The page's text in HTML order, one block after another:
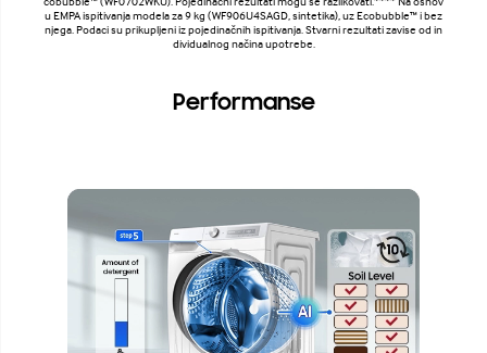
u EMPA ispitivanja modela za 9 kg (WF906U4SAGD, sintetika), uz Ecobubble™ i bez
njega. Podaci su prikupljeni iz pojedinačnih ispitivanja. Stvarni rezultati zavise od in
dividualnog načina upotrebe.
Performanse